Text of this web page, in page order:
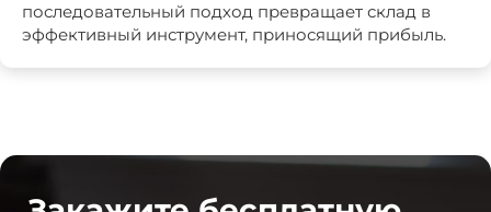
последовательный подход превращает склад в
эффективный инструмент, приносящий прибыль.